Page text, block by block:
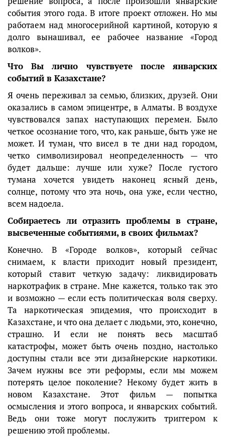
события этого года. В итоге проект отложен. Но мы
работаем над многосерийной картиной, которую я
долго вынашивал, ее рабочее название «Город
волков».
Что Вы лично чувствуете после январских
событий в Казахстане?
Я очень переживал за семью, близких, друзей. Они
оказались в самом эпицентре, в Алматы. В воздухе
чувствовался запах наступающих перемен. Было
четкое осознание того, что, как раньше, быть уже не
может. И туман, что висел в те дни над городом,
четко символизировал неопределенность — что
будет дальше: лучше или хуже? После густого
тумана хочется увидеть наконец ясный день,
солнце, потому что эта ночь, она уже, если честно,
всем надоела.
Собираетесь ли отразить проблемы в стране,
высвеченные событиями, в своих фильмах?
Конечно. В «Городе волков», который сейчас
снимаем, к власти приходит новый президент,
который ставит четкую задачу: ликвидировать
наркотрафик в стране. Мне кажется, только так это
и возможно — если есть политическая воля сверху.
Та наркотическая эпидемия, что происходит в
Казахстане, и что она делает с людьми, это, конечно,
страшно. И если не понять весь масштаб
катастрофы, может быть очень поздно, настолько
доступны стали все эти дизайнерские наркотики.
Зачем нужны все эти реформы, если мы можем
потерять целое поколение? Некому будет жить в
новом Казахстане. Этот фильм — попытка
осмысления и этого вопроса, и январских событий.
Ведь они тоже могут послужить триггером к
решению этой проблемы.